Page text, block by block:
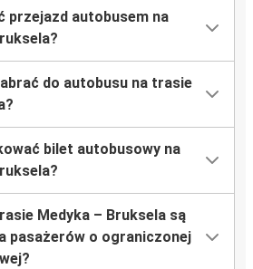
przejazd autobusem na
do autobusu na trasie
bilet autobusowy na
Medyka – Bruksela są
pasażerów o ograniczonej